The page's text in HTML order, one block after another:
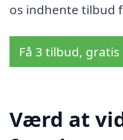
os indhente tilbud
Få 3 tilbud,
Værd at